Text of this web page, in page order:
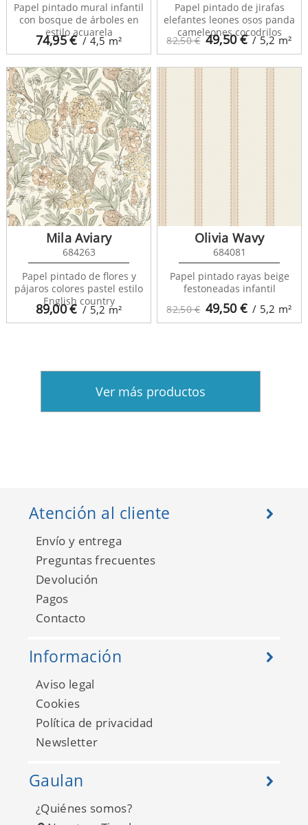
74,95€ / 4,5 m²
Papel pintado mural infantil
con bosque de árboles en
estilo acuarela
82,50 € 49,50€ / 5,2m²
Papel pintado de jirafas
elefantes leones osos panda
cameleones cocodrilos
89,00€ / 5,2 m²
Mila Aviary
684263
Papel pintado de flores y
pájaros colores pastel estilo
English country
82,50 € 49,50€ / 5,2 m²
Olivia Wavy
684081
Papel pintado rayas beige
festoneadas infantil
Ver más productos
Atención al cliente
Envío y entrega
Preguntas frecuentes
Devolución
Pagos
Contacto
Información
Aviso legal
Cookies
Política de privacidad
Newsletter
Gaulan
¿Quiénes somos?